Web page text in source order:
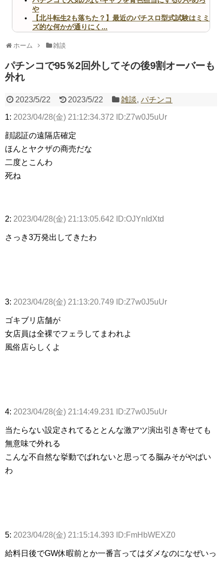
や
【北斗転生2も落ちた？】最近のパチスロ型式試験はミミ
ズ的な何かが通りにく...
いヤバいか教えて？...
ホーム 雑談
パチンコで95％2回外してその後9割オーバーも
外れ
2023/5/22 2023/5/22 雑談,パチンコ
1: 2023/04/28(金) 21:12:34.372 ID:Z7w0J5uUr
顔認証の遠隔店確定
ほんとヤクザの商売だな
二度とこんわ
死ね
2: 2023/04/28(金) 21:13:05.642 ID:OJYnIdXtd
さっき3万発出してきたわ
3: 2023/04/28(金) 21:13:20.749 ID:Z7w0J5uUr
ゴキブリ店舗が
女店員は全裸でフェラしてまわれよ
風俗店らしくよ
4: 2023/04/28(金) 21:14:49.231 ID:Z7w0J5uUr
当たらない設定されてるととんな激アツ演出引き寄せても
無意味で外れる
こんな不自然な挙動でばれないと思ってる脳みそがやばい
わ
5: 2023/04/28(金) 21:15:14.393 ID:FmHbWEXZ0
給料日後でGW休暇前とか一番言ってはダメなのになぜいっ